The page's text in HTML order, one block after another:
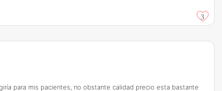
3
para mis pacientes, no obstante calidad precio esta bastante